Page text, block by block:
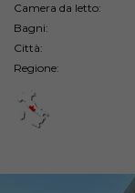
Camera da letto:
Bagni:
Città:
Regione: